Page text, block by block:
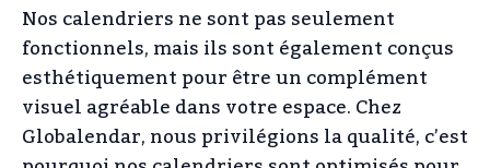
Nos calendriers ne sont pas seulement
fonctionnels, mais ils sont également conçus
esthétiquement pour être un complément
visuel agréable dans votre espace. Chez
Globalendar, nous privilégions la qualité, c’est